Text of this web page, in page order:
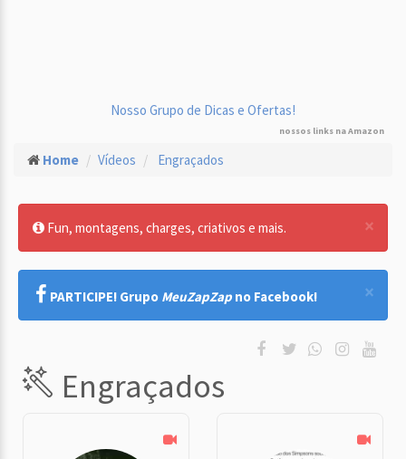
Nosso Grupo de Dicas e Ofertas!
nossos links na Amazon
Home Vídeos Engraçados
×
Fun, montagens, charges, criativos e mais.
×
PARTICIPE! Grupo MeuZapZap no Facebook!
Engraçados